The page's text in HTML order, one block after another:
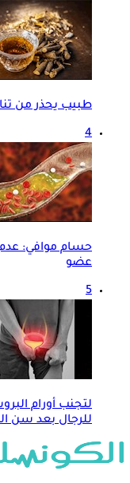
طبيب يحذر من
4
حسام موافي:
عضو
5
لتجنب أورام
للرجال بعد سن